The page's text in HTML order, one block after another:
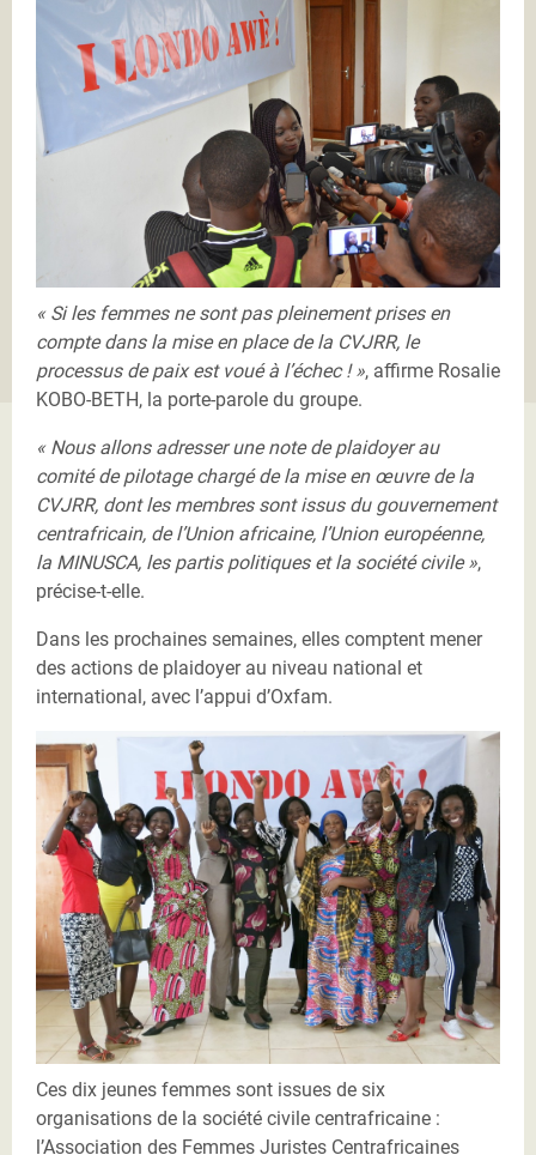
DSC_0064.jpg
« Si les femmes ne sont pas pleinement prises en
compte dans la mise en place de la CVJRR, le
processus de paix est voué à l’échec ! », affirme Rosalie
KOBO-BETH, la porte-parole du groupe.
« Nous allons adresser une note de plaidoyer au
comité de pilotage chargé de la mise en œuvre de la
CVJRR, dont les membres sont issus du gouvernement
centrafricain, de l’Union africaine, l’Union européenne,
la MINUSCA, les partis politiques et la société civile »,
précise-t-elle.
Dans les prochaines semaines, elles comptent mener
des actions de plaidoyer au niveau national et
international, avec l’appui d’Oxfam.
IMG_5374.jpg
Ces dix jeunes femmes sont issues de six
organisations de la société civile centrafricaine :
l’Association des Femmes Juristes Centrafricaines